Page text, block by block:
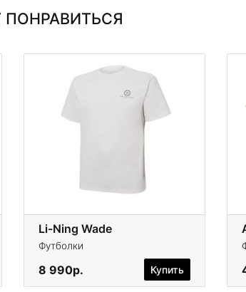
Li-Ning Wade
Футболки
8 990р. Купить